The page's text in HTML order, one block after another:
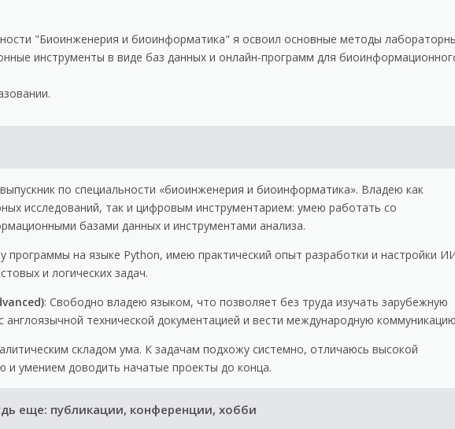
"Биоинженерия и биоинформатика" я освоил основные методы
инструменты в виде баз данных и онлайн-программ для
по специальности «биоинженерия и биоинформатика». Владею как
исследований, так и цифровым инструментарием: умею работать со
базами данных и инструментами анализа.
программы на языке Python, имею практический опыт разработки и настройки
и логических задач.
: Свободно владею языком, что позволяет без труда изучать зарубежную
англоязычной технической документацией и вести международную
складом ума. К задачам подхожу системно, отличаюсь высокой
и умением доводить начатые проекты до конца.
еще: публикации, конференции, хобби